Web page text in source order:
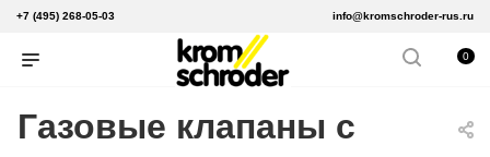
+7 (495) 268-05-03 info@kromschroder-rus.ru
0
Газовые клапаны с